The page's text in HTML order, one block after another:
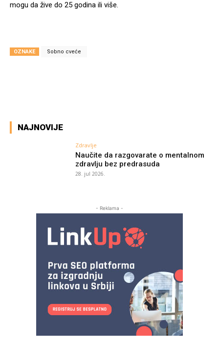
mogu da žive do 25 godina ili više.
OZNAKE Sobno cveće
NAJNOVIJE
Zdravlje
Naučite da razgovarate o mentalnom
zdravlju bez predrasuda
28. jul 2026.
- Reklama -